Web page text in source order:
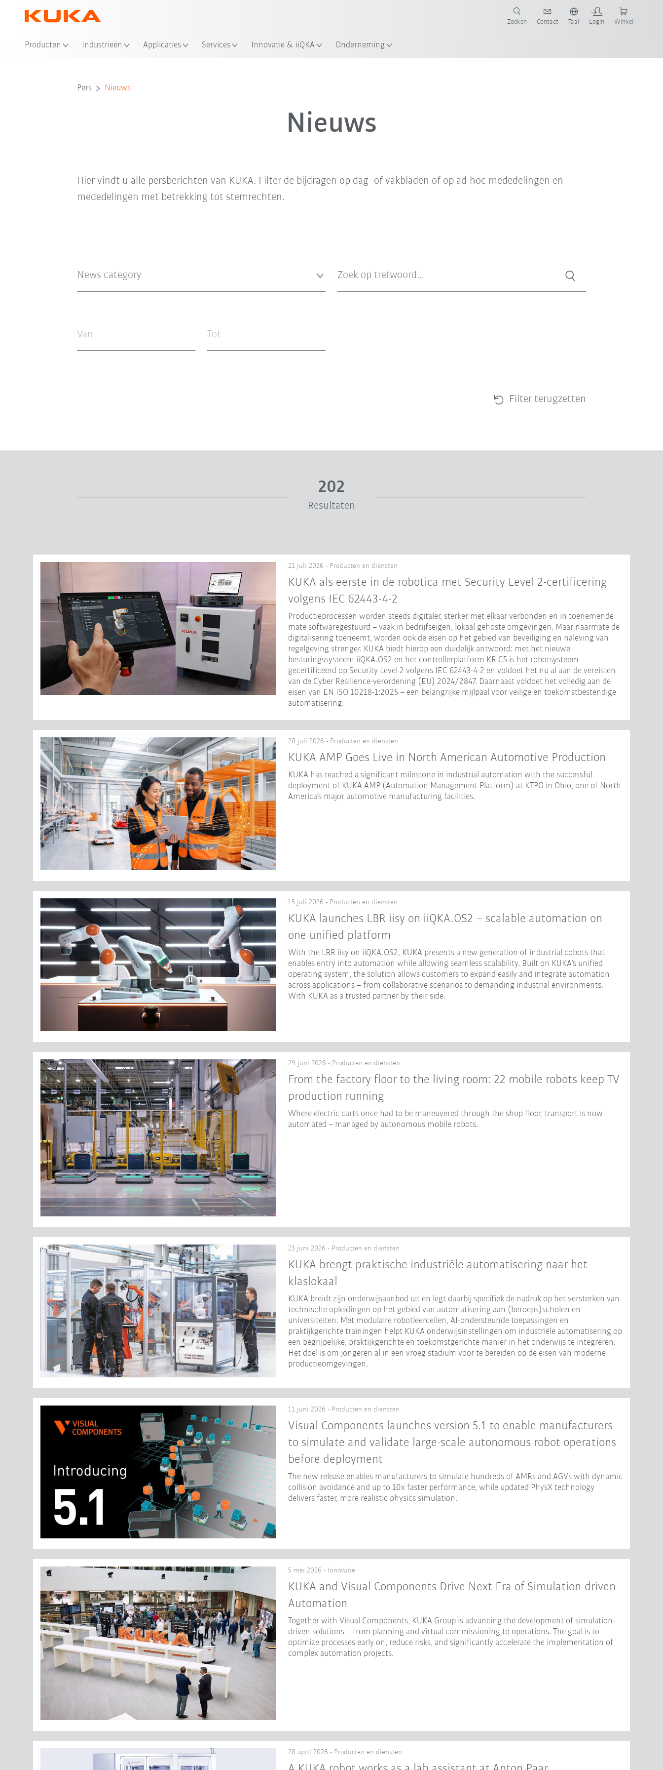
Producten Industrieën Applicaties Services Innovatie & iiQKA Onderneming
Zoeken Contact Taal Login Winkel
Pers Nieuws
Nieuws
Hier vindt u alle persberichten van KUKA. Filter de bijdragen op dag- of vakbladen of op ad-hoc-mededelingen en
mededelingen met betrekking tot stemrechten.
Van Tot
Filter terugzetten
202
Resultaten
21 juli 2026 - Producten en diensten
KUKA als eerste in de robotica met Security Level 2-certificering
volgens IEC 62443-4-2
Productieprocessen worden steeds digitaler, sterker met elkaar verbonden en in toenemende
mate softwaregestuurd – vaak in bedrijfseigen, lokaal gehoste omgevingen. Maar naarmate de
digitalisering toeneemt, worden ook de eisen op het gebied van beveiliging en naleving van
regelgeving strenger. KUKA biedt hierop een duidelijk antwoord: met het nieuwe
besturingssysteem iiQKA.OS2 en het controllerplatform KR C5 is het robotsysteem
gecertificeerd op Security Level 2 volgens IEC 62443-4-2 en voldoet het nu al aan de vereisten
van de Cyber Resilience-verordening (EU) 2024/2847. Daarnaast voldoet het volledig aan de
eisen van EN ISO 10218-1:2025 – een belangrijke mijlpaal voor veilige en toekomstbestendige
automatisering.
20 juli 2026 - Producten en diensten
KUKA AMP Goes Live in North American Automotive Production
KUKA has reached a significant milestone in industrial automation with the successful
deployment of KUKA AMP (Automation Management Platform) at KTPO in Ohio, one of North
America’s major automotive manufacturing facilities.
15 juli 2026 - Producten en diensten
KUKA launches LBR iisy on iiQKA.OS2 – scalable automation on
one unified platform
With the LBR iisy on iiQKA.OS2, KUKA presents a new generation of industrial cobots that
enables entry into automation while allowing seamless scalability. Built on KUKA’s unified
operating system, the solution allows customers to expand easily and integrate automation
across applications – from collaborative scenarios to demanding industrial environments.
With KUKA as a trusted partner by their side.
29 juni 2026 - Producten en diensten
From the factory floor to the living room: 22 mobile robots keep TV
production running
Where electric carts once had to be maneuvered through the shop floor, transport is now
automated – managed by autonomous mobile robots.
23 juni 2026 - Producten en diensten
KUKA brengt praktische industriële automatisering naar het
klaslokaal
KUKA breidt zijn onderwijsaanbod uit en legt daarbij specifiek de nadruk op het versterken van
technische opleidingen op het gebied van automatisering aan (beroeps)scholen en
universiteiten. Met modulaire robotleercellen, AI-ondersteunde toepassingen en
praktijkgerichte trainingen helpt KUKA onderwijsinstellingen om industriële automatisering op
een begrijpelijke, praktijkgerichte en toekomstgerichte manier in het onderwijs te integreren.
Het doel is om jongeren al in een vroeg stadium voor te bereiden op de eisen van moderne
productieomgevingen.
11 juni 2026 - Producten en diensten
Visual Components launches version 5.1 to enable manufacturers
to simulate and validate large-scale autonomous robot operations
before deployment
The new release enables manufacturers to simulate hundreds of AMRs and AGVs with dynamic
collision avoidance and up to 10x faster performance, while updated PhysX technology
delivers faster, more realistic physics simulation.
5 mei 2026 - Innovatie
KUKA and Visual Components Drive Next Era of Simulation-driven
Automation
Together with Visual Components, KUKA Group is advancing the development of simulation-
driven solutions – from planning and virtual commissioning to operations. The goal is to
optimize processes early on, reduce risks, and significantly accelerate the implementation of
complex automation projects.
28 april 2026 - Producten en diensten